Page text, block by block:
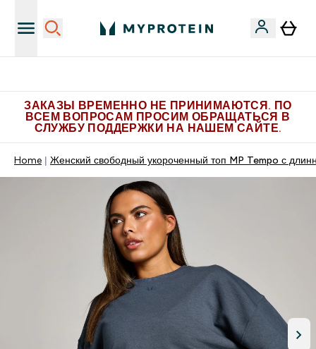
ЗАКАЗЫ ВРЕМЕННО НЕ ПРИНИМАЮТСЯ. ПО
ВСЕМ ВОПРОСАМ ПРОСИМ ОБРАЩАТЬСЯ В
СЛУЖБУ ПОДДЕРЖКИ НА НАШЕМ САЙТЕ.
Home Женский свободный укороченный топ MP Tempo с